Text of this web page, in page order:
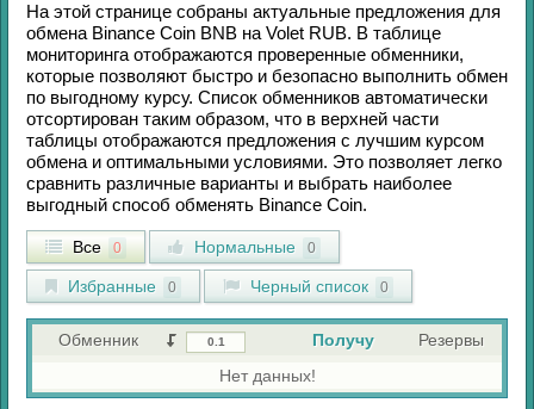
На этой странице собраны актуальные предложения для
обмена Binance Coin BNB на Volet RUB. В таблице
мониторинга отображаются проверенные обменники,
которые позволяют быстро и безопасно выполнить обмен
по выгодному курсу. Список обменников автоматически
отсортирован таким образом, что в верхней части
таблицы отображаются предложения с лучшим курсом
обмена и оптимальными условиями. Это позволяет легко
сравнить различные варианты и выбрать наиболее
выгодный способ обменять Binance Coin.
Все 0 Нормальные 0
Избранные 0 Черный список 0
Обменник Получу
Резервы
Нет данных!